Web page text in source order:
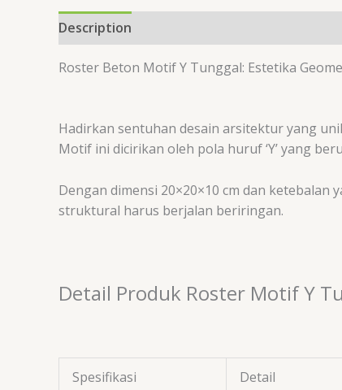
Description
Roster Beton Motif Y Tunggal: Estetika
Hadirkan sentuhan desain arsitektur yang
Motif ini dicirikan oleh pola huruf ‘Y’ yang
Dengan dimensi 20×20×10 cm dan ketebalan
struktural harus berjalan beriringan.
Detail Produk Roster Motif Y
Spesifikasi Detail